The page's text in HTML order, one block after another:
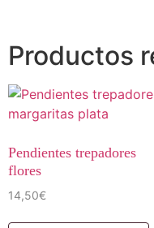
Productos
Pendientes trepadores
flores
14,50€